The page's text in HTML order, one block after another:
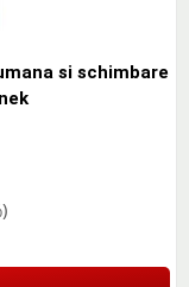
si schimbare